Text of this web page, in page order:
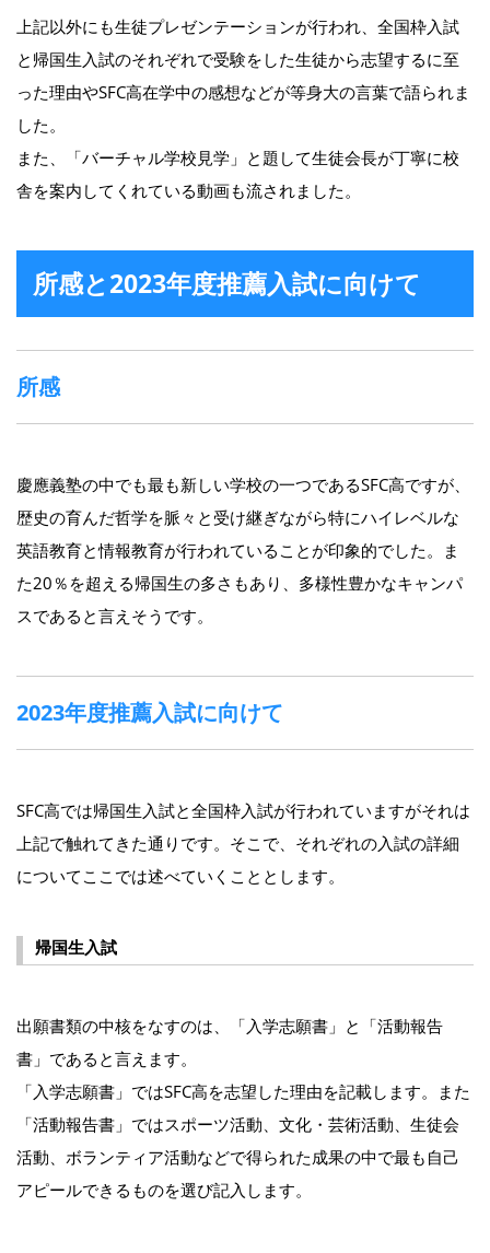
上記以外にも生徒プレゼンテーションが行われ、全国枠入試
と帰国生入試のそれぞれで受験をした生徒から志望するに至
った理由やSFC高在学中の感想などが等身大の言葉で語られま
した。
また、「バーチャル学校見学」と題して生徒会長が丁寧に校
舎を案内してくれている動画も流されました。
所感と2023年度推薦入試に向けて
所感
慶應義塾の中でも最も新しい学校の一つであるSFC高ですが、
歴史の育んだ哲学を脈々と受け継ぎながら特にハイレベルな
英語教育と情報教育が行われていることが印象的でした。ま
た20％を超える帰国生の多さもあり、多様性豊かなキャンパ
スであると言えそうです。
2023年度推薦入試に向けて
SFC高では帰国生入試と全国枠入試が行われていますがそれは
上記で触れてきた通りです。そこで、それぞれの入試の詳細
についてここでは述べていくこととします。
帰国生入試
出願書類の中核をなすのは、「入学志願書」と「活動報告
書」であると言えます。
「入学志願書」ではSFC高を志望した理由を記載します。また
「活動報告書」ではスポーツ活動、文化・芸術活動、生徒会
活動、ボランティア活動などで得られた成果の中で最も自己
アピールできるものを選び記入します。